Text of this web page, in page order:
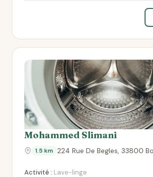
Mohammed Slimani
1.5 km 224 Rue De Begles, 33800
Activité : Lave-linge